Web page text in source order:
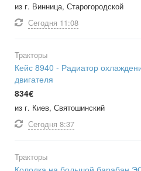
из г. Винница, Старогородской
Сегодня 11:08
Тракторы
Кейс 8940 - Радиатор
двигателя
834€
из г. Киев, Святошинский
Сегодня 8:37
Тракторы